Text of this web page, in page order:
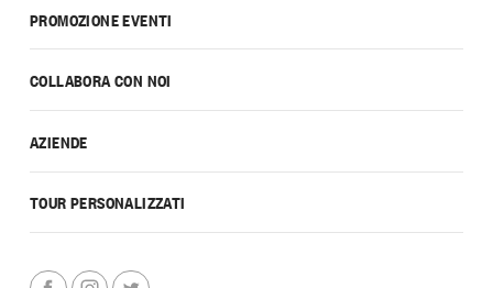
PROMOZIONE EVENTI
COLLABORA CON NOI
AZIENDE
TOUR PERSONALIZZATI